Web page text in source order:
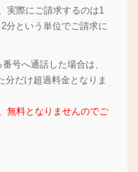
実際にご請求するのは1
分という単位でご請求に
号へ通話した場合は、
分だけ超過料金となりま
無料となりませんのでご